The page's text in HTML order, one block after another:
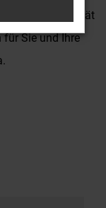
wir für Kontinuität
Sie und Ihre